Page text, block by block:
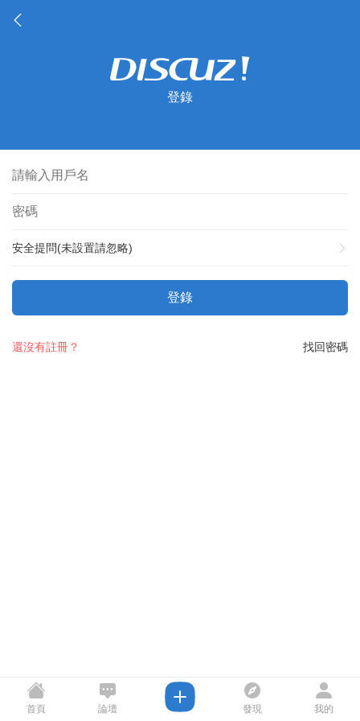
登錄
安全提問(未設置請忽略)
登錄
找回密碼
還沒有註冊？
首頁 論壇 發現 我的